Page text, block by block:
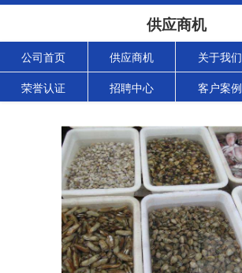
供应商机
公司首页 供应商机 关于我们
荣誉认证 招聘中心 客户案例